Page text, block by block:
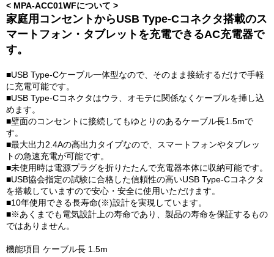
< MPA-ACC01WFについて >
家庭用コンセントからUSB Type-Cコネクタ搭載のス
マートフォン・タブレットを充電できるAC充電器で
す。
■USB Type-Cケーブル一体型なので、そのまま接続するだけで手軽
に充電可能です。
■USB Type-Cコネクタはウラ、オモテに関係なくケーブルを挿し込
めます。
■壁面のコンセントに接続してもゆとりのあるケーブル長1.5mで
す。
■最大出力2.4Aの高出力タイプなので、スマートフォンやタブレッ
トの急速充電が可能です。
■未使用時は電源プラグを折りたたんで充電器本体に収納可能です。
■USB協会指定の試験に合格した信頼性の高いUSB Type-Cコネクタ
を搭載していますので安心・安全に使用いただけます。
■10年使用できる長寿命(※)設計を実現しています。
■※あくまでも電気設計上の寿命であり、製品の寿命を保証するもの
ではありません。
機能項目 ケーブル長 1.5m